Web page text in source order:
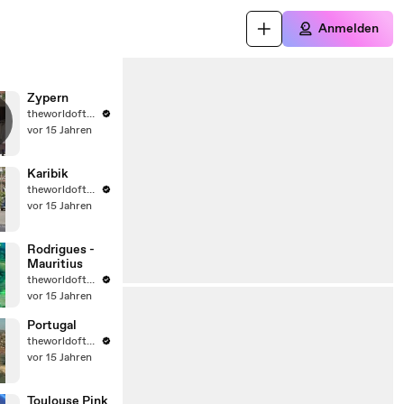
Anmelden
Zypern
theworldoftravel2
vor 15 Jahren
Karibik
theworldoftravel2
vor 15 Jahren
Rodrigues -
Mauritius
theworldoftravel2
vor 15 Jahren
Portugal
theworldoftravel2
vor 15 Jahren